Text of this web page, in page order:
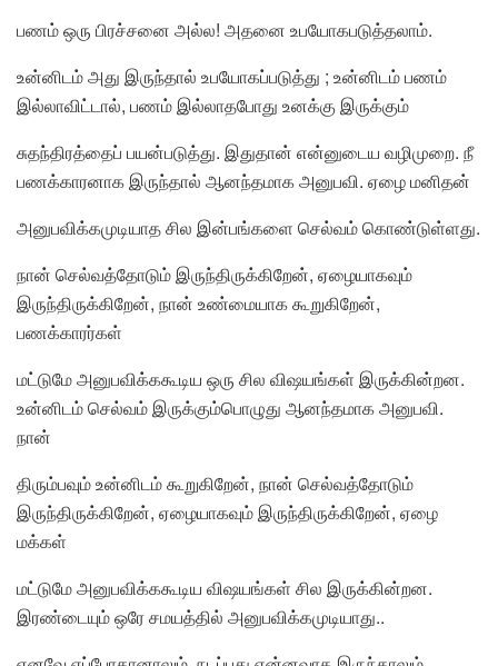
பணம் ஒரு பிரச்சனை அல்ல! அதனை உபயோகபடுத்தலாம்.
உன்னிடம் அது இருந்தால் உபயோகப்படுத்து ; உன்னிடம் பணம்
இல்லாவிட்டால், பணம் இல்லாதபோது உனக்கு இருக்கும்
சுதந்திரத்தைப் பயன்படுத்து. இதுதான் என்னுடைய வழிமுறை. நீ
பணக்காரனாக இருந்தால் ஆனந்தமாக அனுபவி. ஏழை மனிதன்
அனுபவிக்கமுடியாத சில இன்பங்களை செல்வம் கொண்டுள்ளது.
நான் செல்வத்தோடும் இருந்திருக்கிறேன், ஏழையாகவும்
இருந்திருக்கிறேன், நான் உண்மையாக கூறுகிறேன்,
பணக்காரர்கள்
மட்டுமே அனுபவிக்ககூடிய ஒரு சில விஷயங்கள் இருக்கின்றன.
உன்னிடம் செல்வம் இருக்கும்பொழுது ஆனந்தமாக அனுபவி.
நான்
திரும்பவும் உன்னிடம் கூறுகிறேன், நான் செல்வத்தோடும்
இருந்திருக்கிறேன், ஏழையாகவும் இருந்திருக்கிறேன், ஏழை
மக்கள்
மட்டுமே அனுபவிக்ககூடிய விஷயங்கள் சில இருக்கின்றன.
இரண்டையும் ஒரே சமயத்தில் அனுபவிக்கமுடியாது..